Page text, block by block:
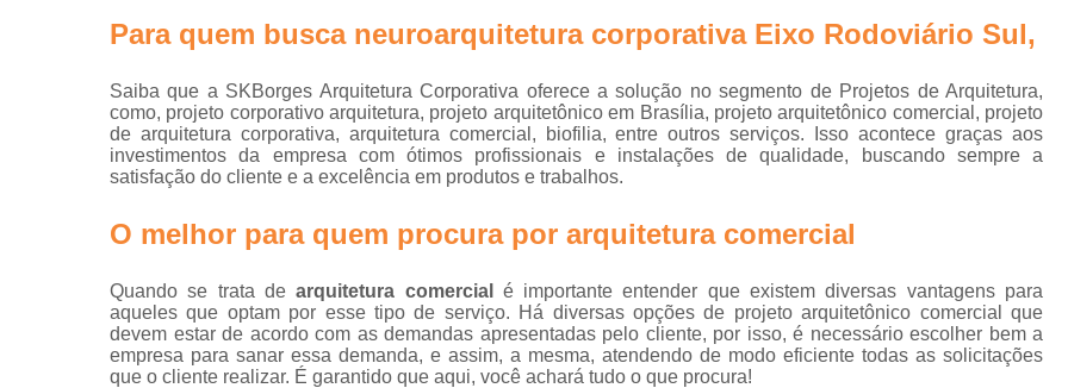
escritórios
key
Projetos
arquitetônicos
Projetos de
Projetos de
Projetos turn
key
Arquitetura Corporativa em Brasília
Arquitetura Corporativo
Arquitetura Design Corporativo
Escritório de Arquitetura
Biofilia na Arquitetura Corporativa
Design Biofílico
Design Biofílico
Design Biofílico em Goiânia
Projeto Biofílico
Arquitetura de
Para quem busca neuroarquitetura corporativa Eixo Rodoviário Sul,
Saiba que a SKBorges Arquitetura Corporativa oferece a solução no segmento de Projetos de Arquitetura,
como, projeto corporativo arquitetura, projeto arquitetônico em Brasília, projeto arquitetônico comercial, projeto
de arquitetura corporativa, arquitetura comercial, biofilia, entre outros serviços. Isso acontece graças aos
investimentos da empresa com ótimos profissionais e instalações de qualidade, buscando sempre a
satisfação do cliente e a excelência em produtos e trabalhos.
O melhor para quem procura por arquitetura comercial
Quando se trata dearquitetura comercial
é importante entender que existem diversas vantagens para
aqueles que optam por esse tipo de serviço. Há diversas opções de projeto arquitetônico comercial que
devem estar de acordo com as demandas apresentadas pelo cliente, por isso, é necessário escolher bem a
empresa para sanar essa demanda, e assim, a mesma, atendendo de modo eficiente todas as solicitações
que o cliente realizar. É garantido que aqui, você achará tudo o que procura!